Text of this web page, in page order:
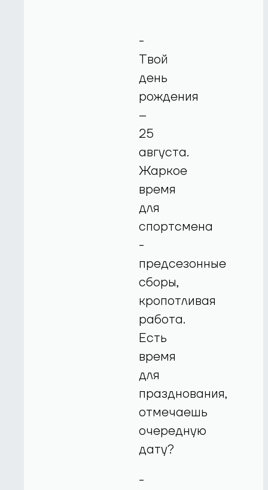
-
Твой
день
рождения
–
25
августа.
Жаркое
время
для
спортсмена
-
предсезонные
сборы,
кропотливая
работа.
Есть
время
для
празднования,
отмечаешь
очередную
дату?
-